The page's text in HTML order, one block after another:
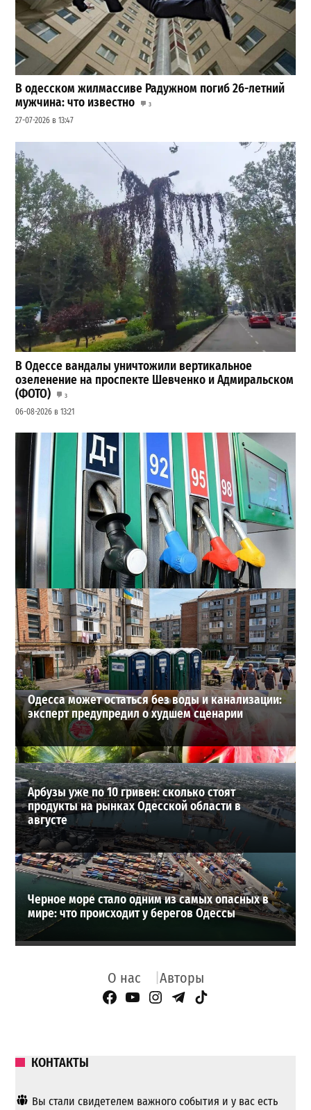
В одесском жилмассиве Радужном погиб 26-летний
мужчина: что известно
3
27-07-2026 в 13:47
В Одессе вандалы уничтожили вертикальное
озеленение на проспекте Шевченко и Адмиральском
(ФОТО)
3
06-08-2026 в 13:21
Неприятный сюрприз для водителей Одессы: на АЗС
снова взлетели цены
2
28-07-2026 в 06:47
ВИБОР РЕДАКЦИИ
Одесса может остаться без воды и канализации:
эксперт предупредил о худшем сценарии
Арбузы уже по 10 гривен: сколько стоят
продукты на рынках Одесской области в
августе
Черное море стало одним из самых опасных в
мире: что происходит у берегов Одессы
О нас Авторы
Facebook Page
YouTube
Instagram
Telegram
TikTok
КОНТАКТЫ
Вы стали свидетелем важного события и у вас есть